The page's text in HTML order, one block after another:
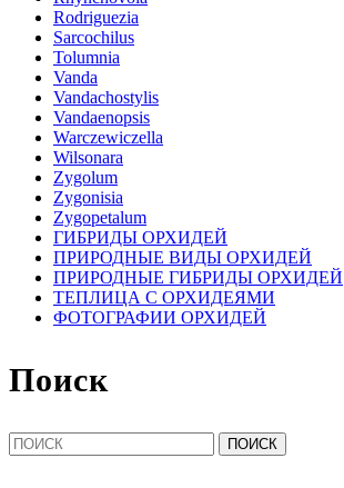
Rodriguezia
Sarcochilus
Tolumnia
Vanda
Vandachostylis
Vandaenopsis
Warczewiczella
Wilsonara
Zygolum
Zygonisia
Zygopetalum
ГИБРИДЫ ОРХИДЕЙ
ПРИРОДНЫЕ ВИДЫ ОРХИДЕЙ
ПРИРОДНЫЕ ГИБРИДЫ ОРХИДЕЙ
ТЕПЛИЦА С ОРХИДЕЯМИ
ФОТОГРАФИИ ОРХИДЕЙ
Поиск
Найти: